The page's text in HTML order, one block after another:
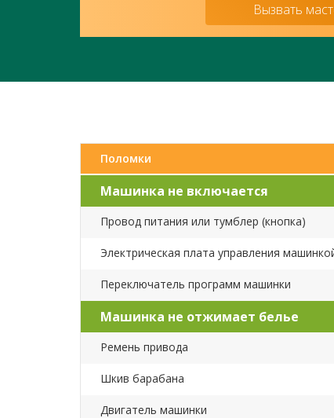
Вызвать
Поломки
Машинка не включается
Провод питания или тумблер (кнопка)
Электрическая плата управления
Переключатель программ машинки
Машинка не отжимает белье
Ремень привода
Шкив барабана
Двигатель машинки